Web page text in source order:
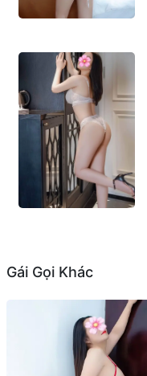
Gái Gọi Khác